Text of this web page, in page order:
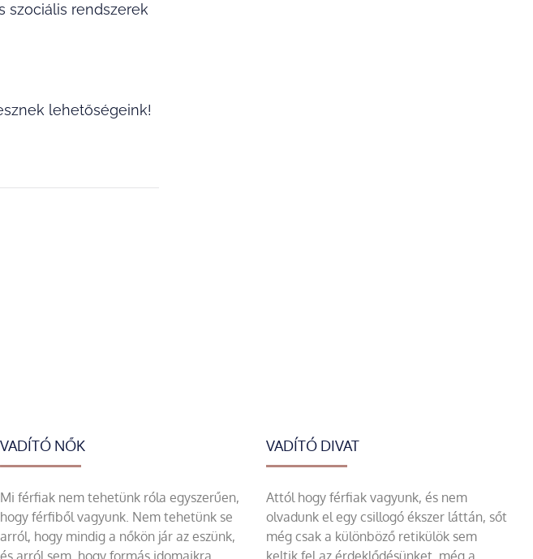
szociális rendszerek
lehetőségeink!
VADÍTÓ NŐK
Mi férfiak nem tehetünk róla egyszerűen,
hogy férfiből vagyunk. Nem tehetünk se
arról, hogy mindig a nőkön jár az eszünk,
és arról sem, hogy formás idomaikra
VADÍTÓ DIVAT
Attól hogy férfiak vagyunk, és nem
olvadunk el egy csillogó ékszer láttán, sőt
még csak a különböző retikülök sem
keltik fel az érdeklődésünket, még a